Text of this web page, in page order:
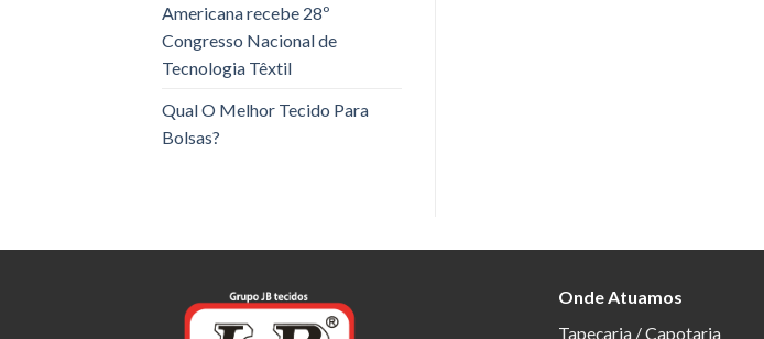
Americana recebe 28º
Congresso Nacional de
Tecnologia Têxtil
Qual O Melhor Tecido Para
Bolsas?
Onde Atuamos
Tapeçaria / Capotaria